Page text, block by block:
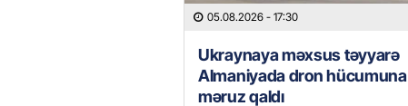
05.08.2026 - 17:30
Ukraynaya məxsus təyyarə
Almaniyada dron hücumuna
məruz qaldı